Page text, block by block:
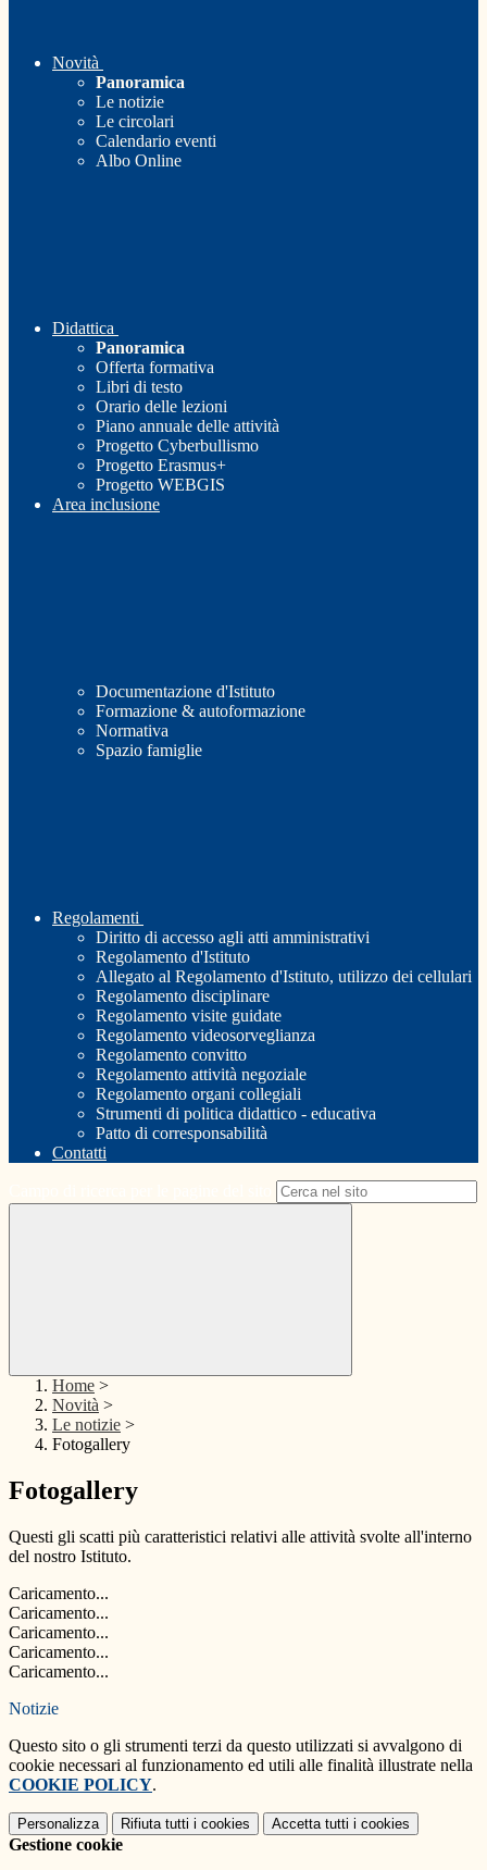
Novità
Panoramica
Le notizie
Le circolari
Calendario eventi
Albo Online
Didattica
Panoramica
Offerta formativa
Libri di testo
Orario delle lezioni
Piano annuale delle attività
Progetto Cyberbullismo
Progetto Erasmus+
Progetto WEBGIS
Area inclusione
Documentazione d'Istituto
Formazione & autoformazione
Normativa
Spazio famiglie
Regolamenti
Diritto di accesso agli atti amministrativi
Regolamento d'Istituto
Allegato al Regolamento d'Istituto, utilizzo dei cellulari
Regolamento disciplinare
Regolamento visite guidate
Regolamento videosorveglianza
Regolamento convitto
Regolamento attività negoziale
Regolamento organi collegiali
Strumenti di politica didattico - educativa
Patto di corresponsabilità
Contatti
Home >
Novità >
Le notizie >
Fotogallery
Fotogallery
Questi gli scatti più caratteristici relativi alle attività svolte all'interno
del nostro Istituto.
Caricamento...
Caricamento...
Caricamento...
Caricamento...
Caricamento...
Notizie
Questo sito o gli strumenti terzi da questo utilizzati si avvalgono di
cookie necessari al funzionamento ed utili alle finalità illustrate nella
COOKIE POLICY.
Personalizza Rifiuta tutti i cookies Accetta tutti i cookies
Gestione cookie